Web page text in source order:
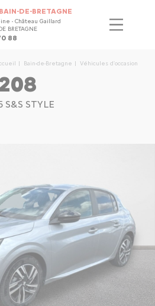
DE-BRETAGNE
- Château Gaillard
BRETAGNE
88
Bain-de-Bretagne Véhicules d'occasion
S&S STYLE